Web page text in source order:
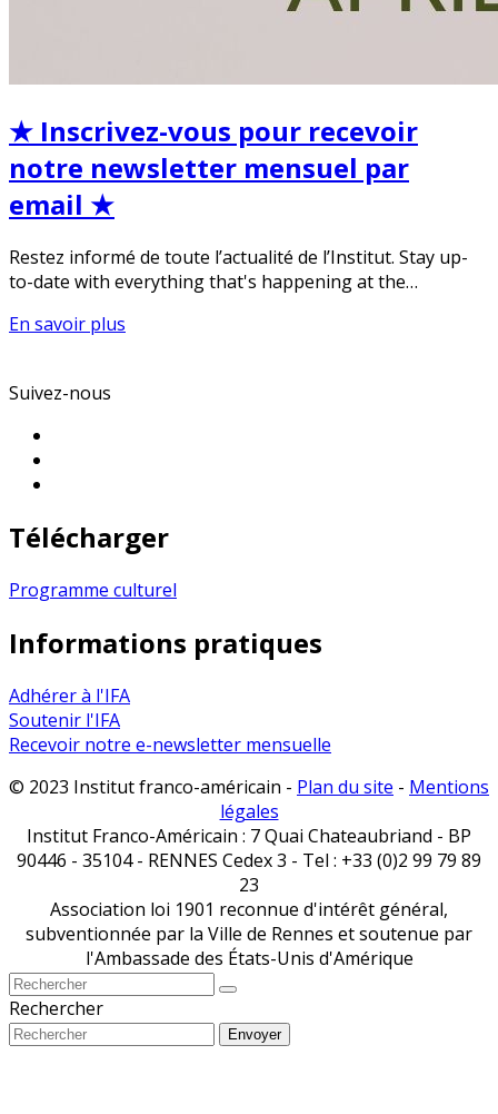
★ Inscrivez-vous pour recevoir
notre newsletter mensuel par
email ★
Restez informé de toute l’actualité de l’Institut. Stay up-
to-date with everything that's happening at the…
En savoir plus
Suivez-nous
Télécharger
Programme culturel
Informations pratiques
Adhérer à l'IFA
Soutenir l'IFA
Recevoir notre e-newsletter mensuelle
© 2023 Institut franco-américain - Plan du site - Mentions
légales
Institut Franco-Américain : 7 Quai Chateaubriand - BP
90446 - 35104 - RENNES Cedex 3 - Tel : +33 (0)2 99 79 89
23
Association loi 1901 reconnue d'intérêt général,
subventionnée par la Ville de Rennes et soutenue par
l'Ambassade des États-Unis d'Amérique
Rechercher
Envoyer